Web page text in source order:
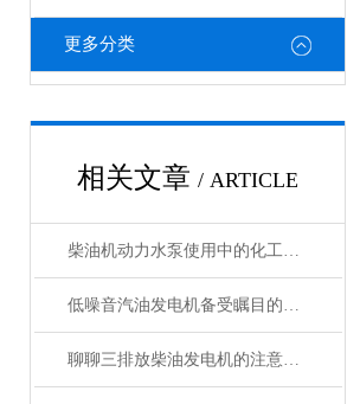
更多分类
相关文章 / ARTICLE
柴油机动力水泵使用中的化工介质
低噪音汽油发电机备受瞩目的关键
聊聊三排放柴油发电机的注意事项